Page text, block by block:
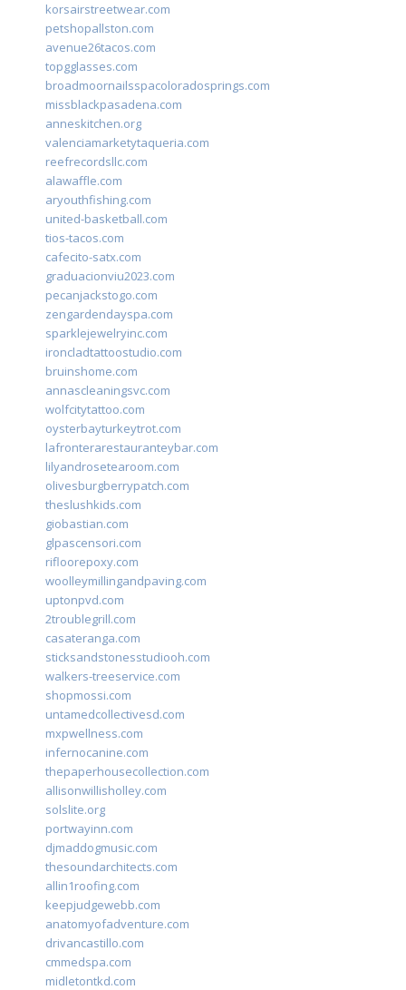
korsairstreetwear.com
petshopallston.com
avenue26tacos.com
topgglasses.com
broadmoornailsspacoloradosprings.com
missblackpasadena.com
anneskitchen.org
valenciamarketytaqueria.com
reefrecordsllc.com
alawaffle.com
aryouthfishing.com
united-basketball.com
tios-tacos.com
cafecito-satx.com
graduacionviu2023.com
pecanjackstogo.com
zengardendayspa.com
sparklejewelryinc.com
ironcladtattoostudio.com
bruinshome.com
annascleaningsvc.com
wolfcitytattoo.com
oysterbayturkeytrot.com
lafronterarestauranteybar.com
lilyandrosetearoom.com
olivesburgberrypatch.com
theslushkids.com
giobastian.com
glpascensori.com
rifloorepoxy.com
woolleymillingandpaving.com
uptonpvd.com
2troublegrill.com
casateranga.com
sticksandstonesstudiooh.com
walkers-treeservice.com
shopmossi.com
untamedcollectivesd.com
mxpwellness.com
infernocanine.com
thepaperhousecollection.com
allisonwillisholley.com
solslite.org
portwayinn.com
djmaddogmusic.com
thesoundarchitects.com
allin1roofing.com
keepjudgewebb.com
anatomyofadventure.com
drivancastillo.com
cmmedspa.com
midletontkd.com